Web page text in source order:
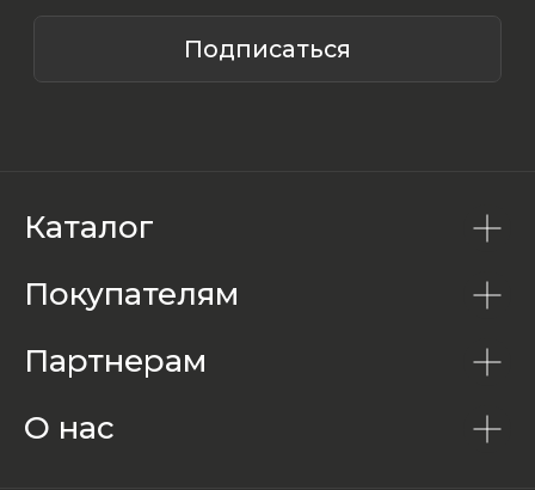
Каталог
Покупателям
Партнерам
О нас